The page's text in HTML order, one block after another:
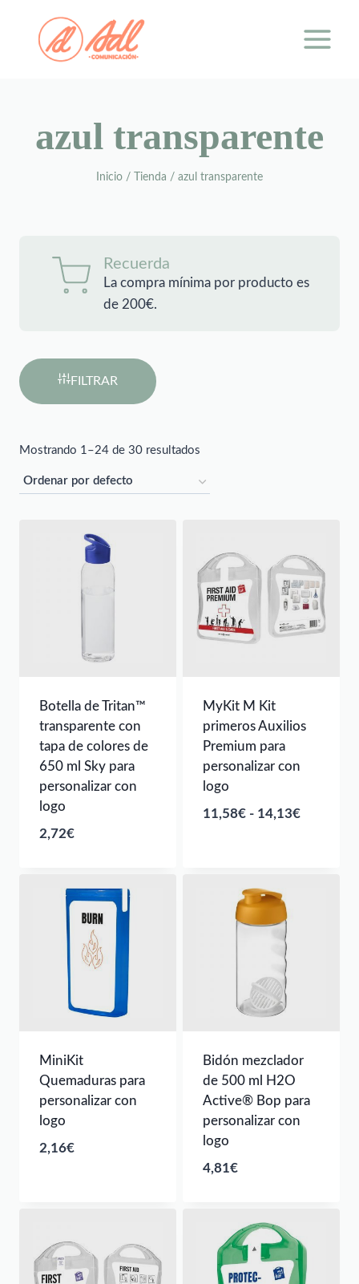
contenido
azul transparente
Inicio / Tienda / azul transparente
Recuerda
La compra mínima por producto es
de 200€.
FILTRAR
Mostrando 1–24 de 30 resultados
Botella de Tritan™
transparente con
tapa de colores de
650 ml Sky para
personalizar con
logo
2,72€
MyKit M Kit
primeros Auxilios
Premium para
personalizar con
logo
11,58€ - 14,13€Rango
MiniKit
Quemaduras para
personalizar con
logo
2,16€
Bidón mezclador
de 500 ml H2O
Active® Bop para
personalizar con
logo
4,81€